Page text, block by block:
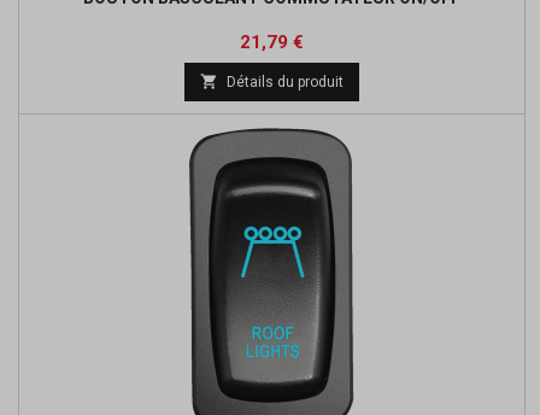
Prix
21,79 €
base
 Détails du produit